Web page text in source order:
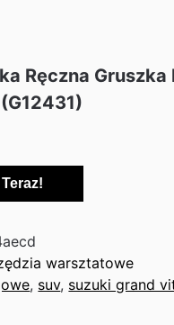
Ręczna Gruszka
warsztatowe
, suv, suzuki grand